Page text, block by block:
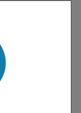
con insistenza anche
tocca anche
sopra citate che
tra alta specialità
classica-
o protagonisti?)